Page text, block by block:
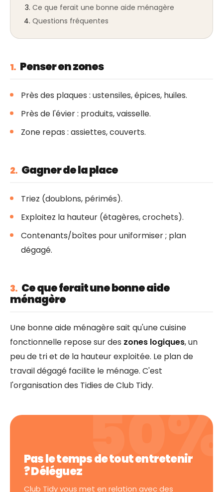
Ce que ferait une bonne aide ménagère
Questions fréquentes
1. Penser en zones
Près des plaques : ustensiles, épices, huiles.
Près de l'évier : produits, vaisselle.
Zone repas : assiettes, couverts.
2. Gagner de la place
Triez (doublons, périmés).
Exploitez la hauteur (étagères, crochets).
Contenants/boîtes pour uniformiser ; plan
dégagé.
3. Ce que ferait une bonne aide
ménagère
Une bonne aide ménagère sait qu'une cuisine
fonctionnelle repose sur des zones logiques, un
peu de tri et de la hauteur exploitée. Le plan de
travail dégagé facilite le ménage. C'est
l'organisation des Tidies de Club Tidy.
Pas le temps de tout entretenir
? Déléguez
Club Tidy vous met en relation avec des